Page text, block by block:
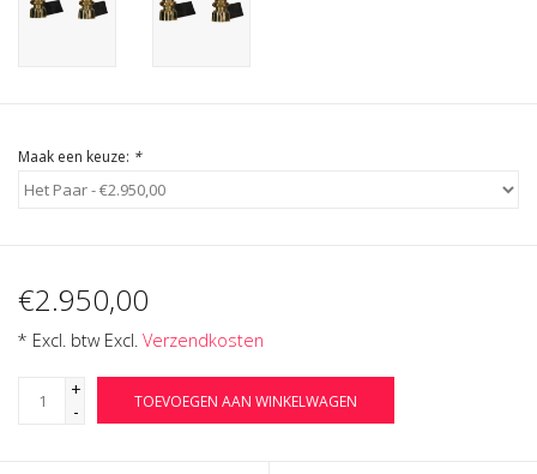
Maak een keuze: *
€2.950,00
* Excl. btw Excl. Verzendkosten
+
-
TOEVOEGEN AAN WINKELWAGEN